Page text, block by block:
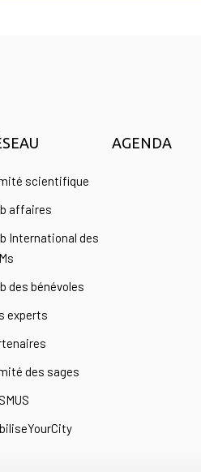
scientifique
affaires
International des
des bénévoles
experts
des sages
AGENDA